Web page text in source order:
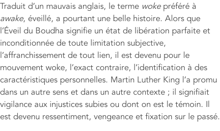
Traduit d’un mauvais anglais, le terme wokepréféré à
awake, éveillé, a pourtant une belle histoire. Alors que
l’Éveil du Boudha signifie un état de libération parfaite et
inconditionnée de toute limitation subjective,
l’affranchissement de tout lien, il est devenu pour le
mouvement woke, l’exact contraire, l’identification à des
caractéristiques personnelles. Martin Luther King l’a promu
dans un autre sens et dans un autre contexte ; il signifiait
vigilance aux injustices subies ou dont on est le témoin. Il
est devenu ressentiment, vengeance et fixation sur le passé.